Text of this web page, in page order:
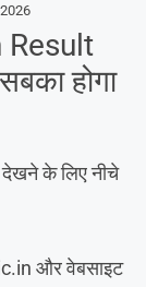
Result
होगा
के लिए नीचे
और वेबसाइट